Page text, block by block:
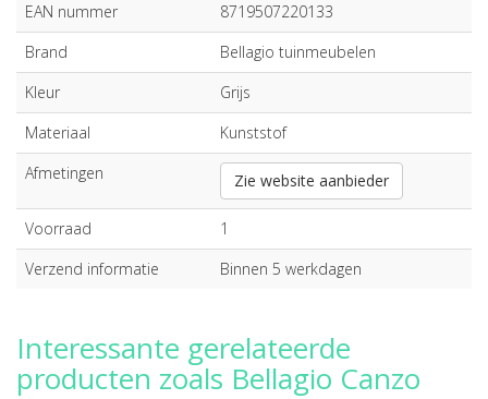
EAN nummer
8719507220133
Brand
Bellagio tuinmeubelen
Kleur
Grijs
Materiaal
Kunststof
Afmetingen
Zie website aanbieder
Voorraad
1
Verzend informatie
Binnen 5 werkdagen
Interessante gerelateerde
producten zoals Bellagio Canzo